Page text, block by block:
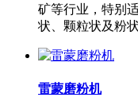
矿等行业，特别
状、颗粒状及粉
雷蒙磨粉机